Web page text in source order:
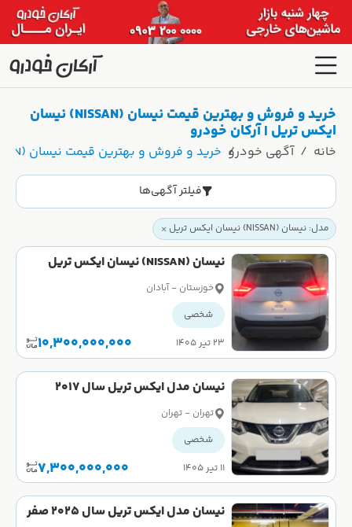
خرید و فروش و بهترین قیمت نیسان (NISSAN) نیسان
ایکس تریل | آرکان خودرو
خانه آگهی خودرو خرید و فروش و بهترین قیمت نیسان (NISSAN) نیسان ایکس تریل | آرکان خودرو
فیلتر آگهی‌ها
مدل: نیسان (NISSAN) نیسان ایکس تریل
نیسان (NISSAN) نیسان ایکس تریل
سال 2025خوزستان - آبادان
شخصی
۲۳ تیر ۱۴۰۵
10,300,000,000
نیسان مدل ایکس تریل سال 2017
کارکرده
تهران - تهران
شخصی
۱۱ تیر ۱۴۰۵
7,300,000,000
نیسان مدل ایکس تریل سال 2025 صفر